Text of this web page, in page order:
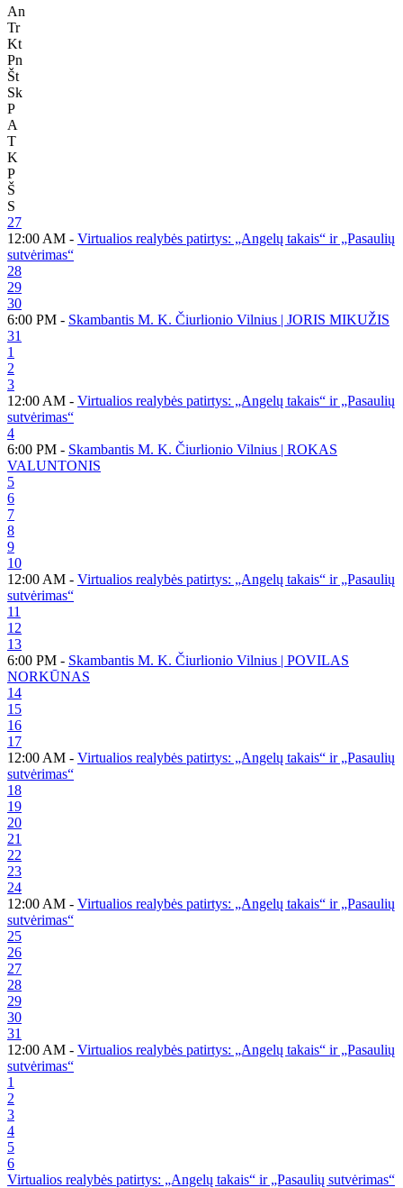
An
Tr
Kt
Pn
Št
Sk
P
A
T
K
P
Š
S
27
12:00 AM - Virtualios realybės patirtys: „Angelų takais“ ir „Pasaulių
sutvėrimas“
28
29
30
6:00 PM - Skambantis M. K. Čiurlionio Vilnius | JORIS MIKUŽIS
31
1
2
3
12:00 AM - Virtualios realybės patirtys: „Angelų takais“ ir „Pasaulių
sutvėrimas“
4
6:00 PM - Skambantis M. K. Čiurlionio Vilnius | ROKAS
VALUNTONIS
5
6
7
8
9
10
12:00 AM - Virtualios realybės patirtys: „Angelų takais“ ir „Pasaulių
sutvėrimas“
11
12
13
6:00 PM - Skambantis M. K. Čiurlionio Vilnius | POVILAS
NORKŪNAS
14
15
16
17
12:00 AM - Virtualios realybės patirtys: „Angelų takais“ ir „Pasaulių
sutvėrimas“
18
19
20
21
22
23
24
12:00 AM - Virtualios realybės patirtys: „Angelų takais“ ir „Pasaulių
sutvėrimas“
25
26
27
28
29
30
31
12:00 AM - Virtualios realybės patirtys: „Angelų takais“ ir „Pasaulių
sutvėrimas“
1
2
3
4
5
6
Virtualios realybės patirtys: „Angelų takais“ ir „Pasaulių sutvėrimas“